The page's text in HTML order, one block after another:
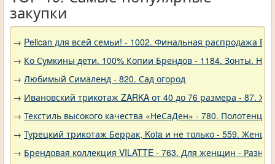
закупки
→ Pelican для всей семьи! - 1002. Финальная распродажа
→ Ко Сумкины дети. 100% Копии Брендов - 1184. Зонты.
→ Любимый Сималенд - 820. Сад огород
→ Ивановский трикотаж ZARKA от 40 до 76 размера - 87.
→ Текстиль высокого качества «НеСаДен» - 780.
→ Турецкий трикотаж Беррак, Kota и не только - 559.
→ Брендовая коллекция VILATTE - 763. Для женщин - Разное